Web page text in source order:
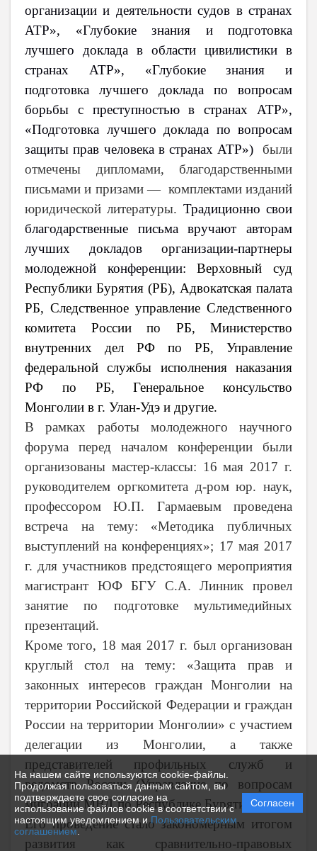
На нашем сайте используются cookie-файлы.
Продолжая пользоваться данным сайтом, вы
подтверждаете свое согласие на
использование файлов cookie в соответствии с
настоящим уведомлением иПользовательским
соглашением.
Согласен
организации и деятельности судов в странах
АТР», «Глубокие знания и подготовка
лучшего доклада в области цивилистики в
странах АТР», «Глубокие знания и
подготовка лучшего доклада по вопросам
борьбы с преступностью в странах АТР»,
«Подготовка лучшего доклада по вопросам
защиты прав человека в странах АТР») были
отмечены дипломами, благодарственными
письмами и призами — комплектами изданий
юридической литературы. Традиционно свои
благодарственные письма вручают авторам
лучших докладов организации-партнеры
молодежной конференции:Верховный суд
Республики Бурятия (РБ), Адвокатская палата
РБ, Следственное управление Следственного
комитета России по РБ, Министерство
внутренних дел РФ по РБ, Управление
федеральной службы исполнения наказания
РФ по РБ, Генеральное консульство
Монголии в г. Улан-Удэ и другие.
В рамках работы молодежного научного
форума перед началом конференции были
организованы мастер-классы: 16 мая 2017 г.
руководителем оргкомитета д-ром юр. наук,
профессором Ю.П. Гармаевым проведена
встреча на тему: «Методика публичных
выступлений на конференциях»; 17 мая 2017
г. для участников предстоящего мероприятия
магистрант ЮФ БГУ С.А. Линник провел
занятие по подготовке мультимедийных
презентаций.
Кроме того, 18 мая 2017 г. был организован
круглый стол на тему: «Защита прав и
законных интересов граждан Монголии на
территории Российской Федерации и граждан
России на территории Монголии» с участием
делегации из Монголии, а также
представителей профильных служб и
ведомств России (Управление по вопросам
миграции МВД по Республике Бурятия и др.).
Его проведение стало закономерным итогом
развития как сравнительно-правовых